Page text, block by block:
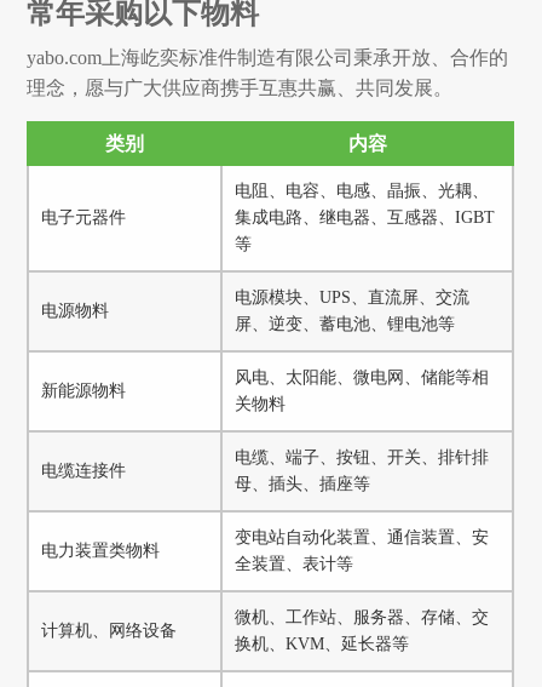
常年采购以下物料
yabo.com上海屹奕标准件制造有限公司秉承开放、合作的
理念，愿与广大供应商携手互惠共赢、共同发展。
类别 内容
电子元器件
电阻、电容、电感、晶振、光耦、
集成电路、继电器、互感器、IGBT
等
电源物料
电源模块、UPS、直流屏、交流
屏、逆变、蓄电池、锂电池等
新能源物料
风电、太阳能、微电网、储能等相
关物料
电缆连接件
电缆、端子、按钮、开关、排针排
母、插头、插座等
电力装置类物料
变电站自动化装置、通信装置、安
全装置、表计等
计算机、网络设备
微机、工作站、服务器、存储、交
换机、KVM、延长器等